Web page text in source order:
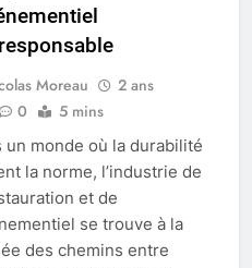
Moreau
2 ans
0 5 mins
un monde où la durabilité
la norme, l’industrie de
et de
se trouve à la
des chemins entre